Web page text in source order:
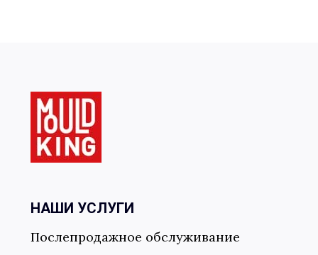
Отправить форму
НАШИ УСЛУГИ
Послепродажное обслуживание